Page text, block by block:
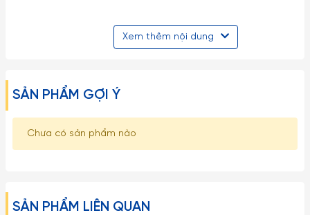
thuật và mỹ thuật với tính năng vượt trội: siêu cứng, chắc,
mặt men bóng, khó trầy xước; không chứa chì và cadmium
trong lò vi sóng, máy rửa chén và lò nướng…
Vẻ đẹp tinh tế từ nước men sáng, màu sứ trắng ngà sang
trọng, quyến rũ và thiết kế với nhiều hoa văn đa dạng, nhẹ
cho bàn ăn gia đình đồng thời thể hiện gu thẩm mỹ, sáng
Xem thêm nội dung
SẢN PHẨM GỢI Ý
Chưa có sản phẩm nào
SẢN PHẨM LIÊN QUAN